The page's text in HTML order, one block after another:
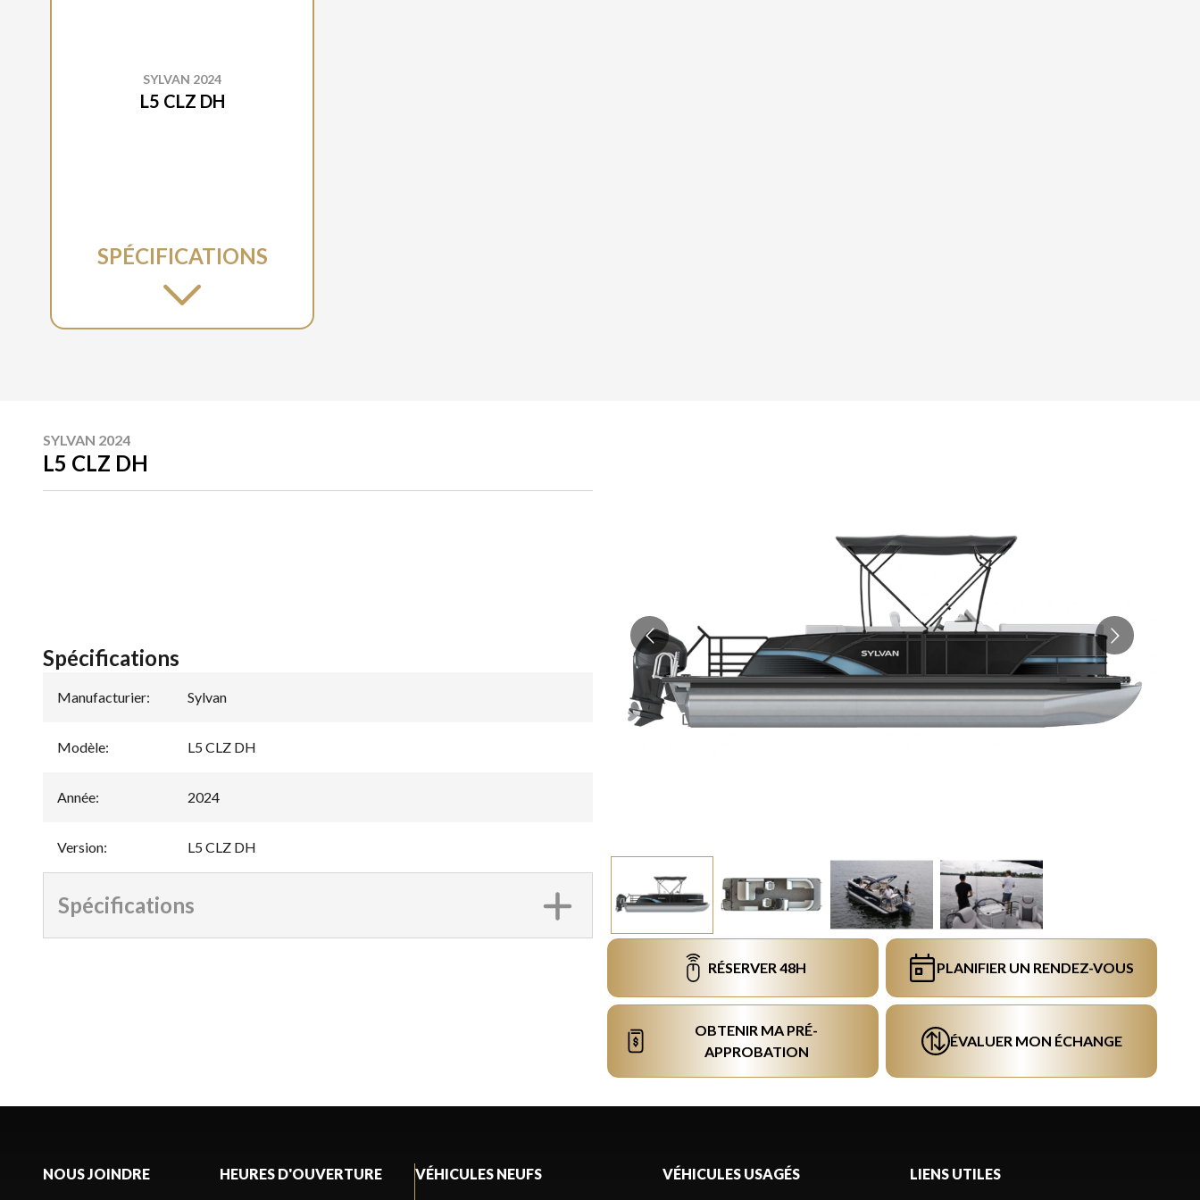
SYLVAN 2024
L5 CLZ DH
SPÉCIFICATIONS
SYLVAN 2024
L5 CLZ DH
RÉSERVER 48H PLANIFIER UN RENDEZ-VOUS
OBTENIR MA PRÉ-
APPROBATION
ÉVALUER MON ÉCHANGE
Spécifications
Manufacturier: Sylvan
Modèle: L5 CLZ DH
Année: 2024
Version: L5 CLZ DH
Spécifications
NOUS JOINDRE HEURES D'OUVERTURE VÉHICULES NEUFS VÉHICULES USAGÉS LIENS UTILES